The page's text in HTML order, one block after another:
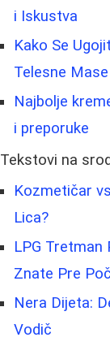
i Iskustva
Kako Se
Telesne Mase
Najbolje
i preporuke
Tekstovi na
Kozmetičar
Lica?
LPG Tretman
Znate Pre
Nera Dijeta:
Vodič